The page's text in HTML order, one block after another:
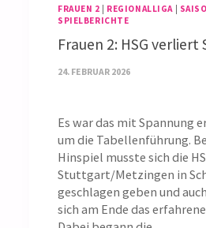
FRAUEN 2 | REGIONALLIGA |
SPIELBERICHTE
Frauen 2: HSG
24. FEBRUAR 2026
Es war das mit Spannung
um die Tabellenführung.
Hinspiel musste sich die
Stuttgart/Metzingen in
geschlagen geben und
sich am Ende das